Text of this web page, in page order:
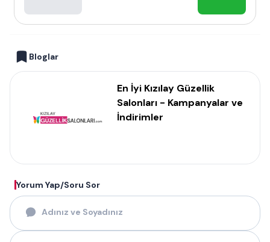
Bloglar
En İyi Kızılay Güzellik
Salonları - Kampanyalar ve
İndirimler
Yorum Yap/Soru Sor